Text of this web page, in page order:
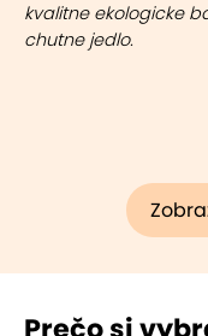
kvalitne ekologicke
chutne jedlo.